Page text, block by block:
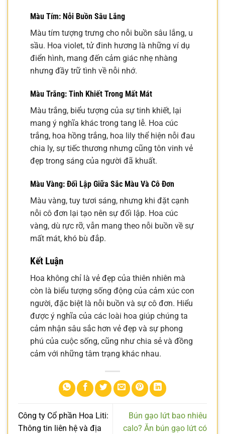
Màu Tím: Nỗi Buồn Sâu Lắng
Màu tím tượng trưng cho nỗi buồn sâu lắng, u
sầu. Hoa violet, tử đinh hương là những ví dụ
điển hình, mang đến cảm giác nhẹ nhàng
nhưng đầy trữ tình về nỗi nhớ.
Màu Trắng: Tinh Khiết Trong Mất Mát
Màu trắng, biểu tượng của sự tinh khiết, lại
mang ý nghĩa khác trong tang lễ. Hoa cúc
trắng, hoa hồng trắng, hoa lily thể hiện nỗi đau
chia ly, sự tiếc thương nhưng cũng tôn vinh vẻ
đẹp trong sáng của người đã khuất.
Màu Vàng: Đối Lập Giữa Sắc Màu Và Cô Đơn
Màu vàng, tuy tươi sáng, nhưng khi đặt cạnh
nỗi cô đơn lại tạo nên sự đối lập. Hoa cúc
vàng, dù rực rỡ, vẫn mang theo nỗi buồn về sự
mất mát, khó bù đắp.
Kết Luận
Hoa không chỉ là vẻ đẹp của thiên nhiên mà
còn là biểu tượng sống động của cảm xúc con
người, đặc biệt là nỗi buồn và sự cô đơn. Hiểu
được ý nghĩa của các loài hoa giúp chúng ta
cảm nhận sâu sắc hơn vẻ đẹp và sự phong
phú của cuộc sống, cũng như chia sẻ và đồng
cảm với những tâm trạng khác nhau.
Công ty Cổ phần Hoa Liti:
Thông tin liên hệ và địa
Bún gạo lứt bao nhiêu
calo? Ăn bún gạo lứt có